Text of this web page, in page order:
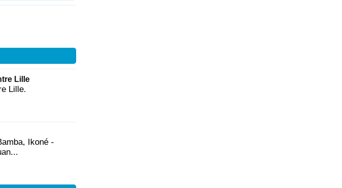
Lille
Lille.
Ikoné -